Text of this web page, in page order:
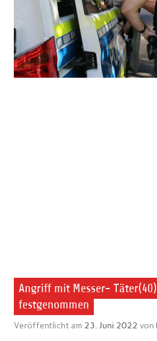
Angriff mit Messer-
festgenommen
Veröffentlicht am 23. Juni 2022 von